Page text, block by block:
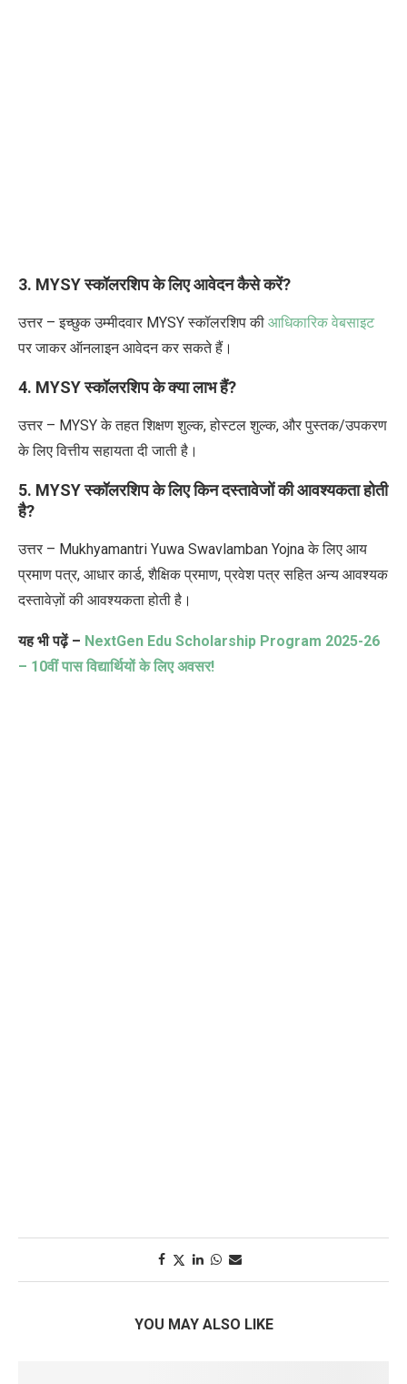
3. MYSY स्कॉलरशिप के लिए आवेदन कैसे करें?
उत्तर – इच्छुक उम्मीदवार MYSY स्कॉलरशिप की आधिकारिक वेबसाइट
पर जाकर ऑनलाइन आवेदन कर सकते हैं।
4. MYSY स्कॉलरशिप के क्या लाभ हैं?
उत्तर – MYSY के तहत शिक्षण शुल्क, होस्टल शुल्क, और पुस्तक/उपकरण
के लिए वित्तीय सहायता दी जाती है।
5. MYSY स्कॉलरशिप के लिए किन दस्तावेजों की आवश्यकता होती
है?
उत्तर – Mukhyamantri Yuwa Swavlamban Yojna के लिए आय
प्रमाण पत्र, आधार कार्ड, शैक्षिक प्रमाण, प्रवेश पत्र सहित अन्य आवश्यक
दस्तावेज़ों की आवश्यकता होती है।
यह भी पढ़ें – NextGen Edu Scholarship Program 2025-26
– 10वीं पास विद्यार्थियों के लिए अवसर!
YOU MAY ALSO LIKE